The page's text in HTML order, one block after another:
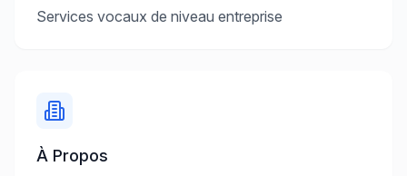
Services vocaux de niveau entreprise
À Propos